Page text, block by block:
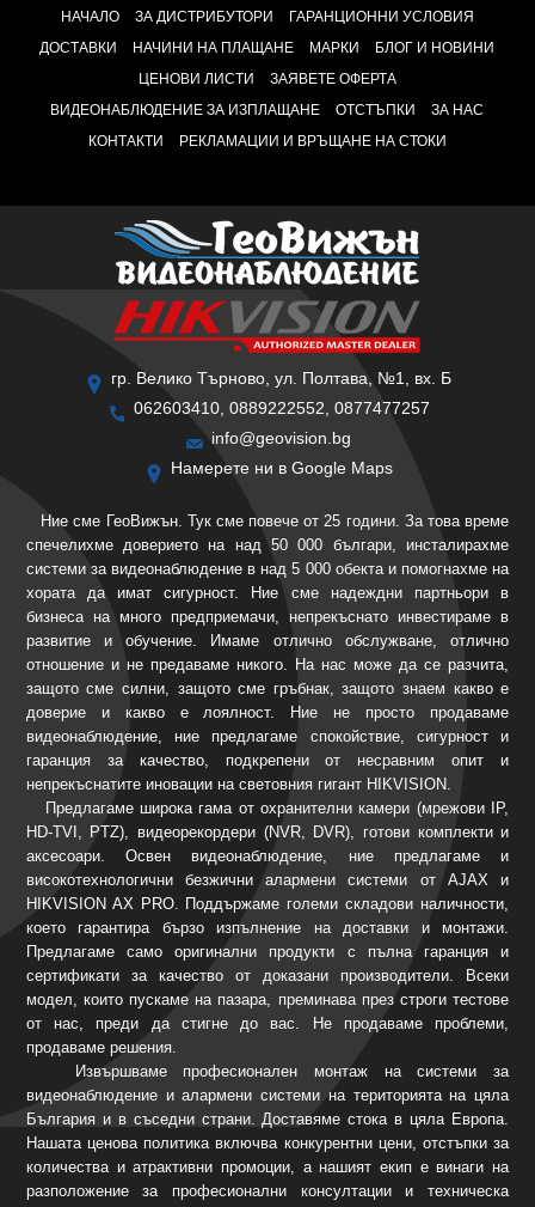
НАЧАЛО ЗА ДИСТРИБУТОРИ
ГАРАНЦИОННИ УСЛОВИЯ
ДОСТАВКИ
НАЧИНИ НА ПЛАЩАНЕ МАРКИ
БЛОГ И НОВИНИ
ЦЕНОВИ ЛИСТИ
ЗАЯВЕТЕ ОФЕРТА
ВИДЕОНАБЛЮДЕНИЕ ЗА ИЗПЛАЩАНЕ
ОТСТЪПКИ
ЗА НАС
КОНТАКТИ
РЕКЛАМАЦИИ И ВРЪЩАНЕ НА СТОКИ
гр. Велико Търново, ул. Полтава, №1, вх. Б
062603410, 0889222552, 0877477257
info@geovision.bg
Намерете ни в Google Maps
Ние сме ГеоВижън. Тук сме повече от 25 години. За това време
спечелихме доверието на над 50 000 българи, инсталирахме
системи за видеонаблюдение в над 5 000 обекта и помогнахме на
хората да имат сигурност. Ние сме надеждни партньори в
бизнеса на много предприемачи, непрекъснато инвестираме в
развитие и обучение. Имаме отлично обслужване, отлично
отношение и не предаваме никого. На нас може да се разчита,
защото сме силни, защото сме гръбнак, защото знаем какво е
доверие и какво е лоялност. Ние не просто продаваме
видеонаблюдение, ние предлагаме спокойствие, сигурност и
гаранция за качество, подкрепени от несравним опит и
непрекъснатите иновации на световния гигант HIKVISION.
Предлагаме широка гама от охранителни камери (мрежови IP,
HD-TVI, PTZ), видеорекордери (NVR, DVR), готови комплекти и
аксесоари. Освен видеонаблюдение, ние предлагаме и
високотехнологични безжични алармени системи от AJAX и
HIKVISION AX PRO. Поддържаме големи складови наличности,
което гарантира бързо изпълнение на доставки и монтажи.
Предлагаме само оригинални продукти с пълна гаранция и
сертификати за качество от доказани производители. Всеки
модел, които пускаме на пазара, преминава през строги тестове
от нас, преди да стигне до вас. Не продаваме проблеми,
продаваме решения.
Извършваме професионален монтаж на системи за
видеонаблюдение и алармени системи на територията на цяла
България и в съседни страни. Доставяме стока в цяла Европа.
Нашата ценова политика включва конкурентни цени, отстъпки за
количества и атрактивни промоции, а нашият екип е винаги на
разположение за професионални консултации и техническа